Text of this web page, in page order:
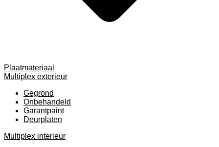
Plaatmateriaal
Multiplex exterieur
Gegrond
Onbehandeld
Garantpaint
Deurplaten
Multiplex interieur